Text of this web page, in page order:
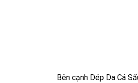
Bên cạnh Dép Da Cá